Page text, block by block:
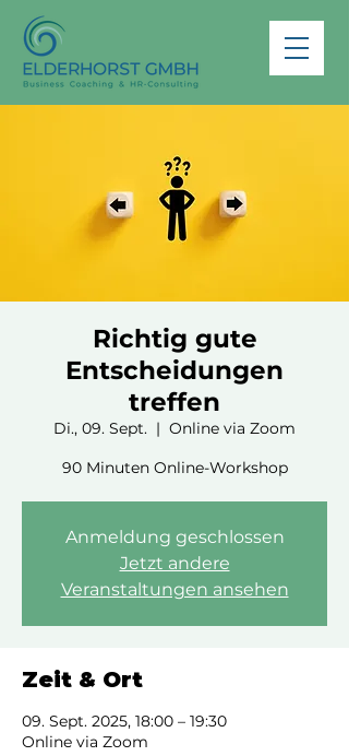
Richtig gute
Entscheidungen
treffen
Di., 09. Sept.
  |
Online via Zoom
90 Minuten Online-Workshop
Anmeldung geschlossen
Jetzt andere
Veranstaltungen ansehen
Zeit & Ort
09. Sept. 2025, 18:00 – 19:30
Online via Zoom